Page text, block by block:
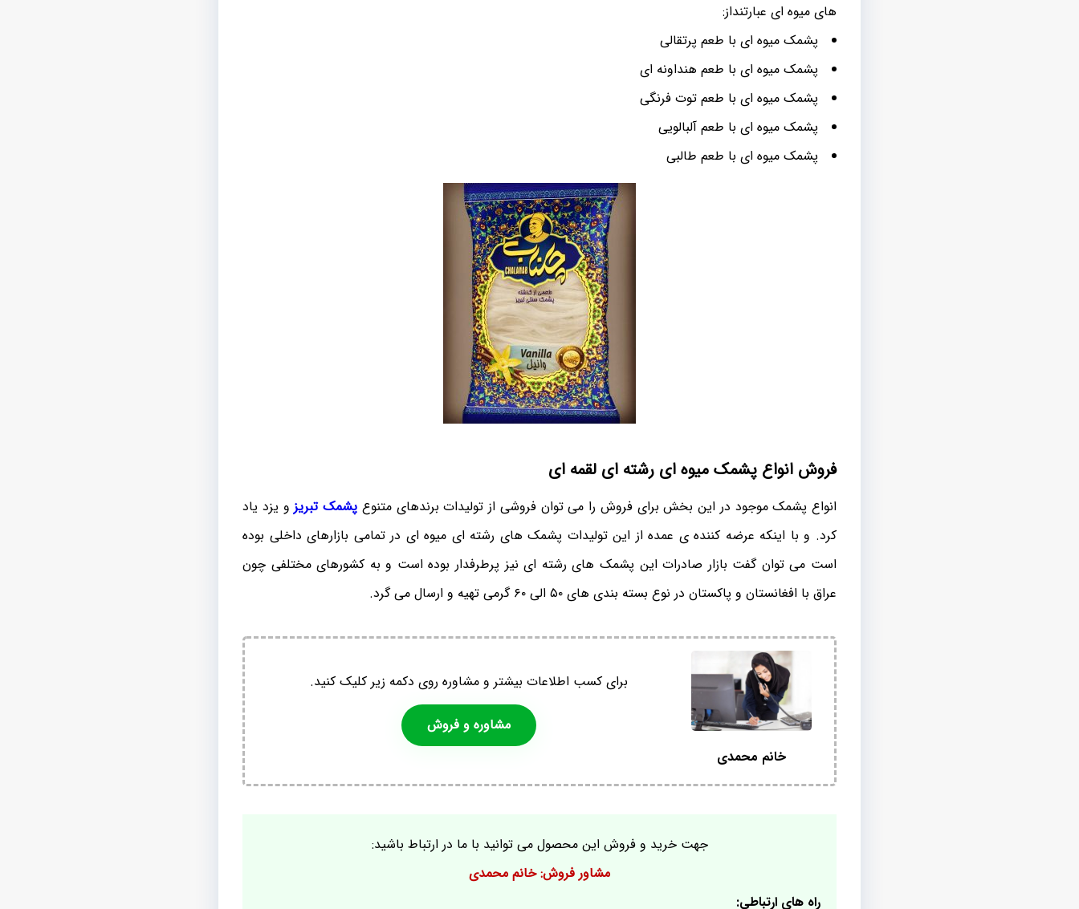
های میوه ای عبارتنداز:
پشمک میوه ای با طعم پرتقالی
پشمک میوه ای با طعم هنداونه ای
پشمک میوه ای با طعم توت فرنگی
پشمک میوه ای با طعم آلبالویی
پشمک میوه ای با طعم طالبی
فروش انواع پشمک میوه ای رشته ای لقمه ای
انواع پشمک موجود در این بخش برای فروش را می توان فروشی از تولیدات برندهای متنوع پشمک تبریز و یزد یاد
کرد. و با اینکه عرضه کننده ی عمده از این تولیدات پشمک های رشته ای میوه ای در تمامی بازارهای داخلی بوده
است می توان گفت بازار صادرات این پشمک های رشته ای نیز پرطرفدار بوده است و به کشورهای مختلفی چون
عراق با افغانستان و پاکستان در نوع بسته بندی های ۵۰ الی ۶۰ گرمی تهیه و ارسال می گرد.
خانم محمدی
برای کسب اطلاعات بیشتر و مشاوره روی دکمه زیر کلیک کنید.
مشاوره و فروش
جهت خرید و فروش این محصول می توانید با ما در ارتباط باشید:
مشاور فروش: خانم محمدی
راه های ارتباطی: